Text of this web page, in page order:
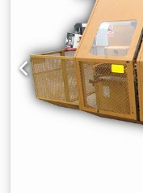
- sześć rodzai
2975 / 3410 / 5950 -
z doskokiem
regulacja prędkości
automatyczny i pół
maszyny: - długość
280 cm - waga ~ 1000